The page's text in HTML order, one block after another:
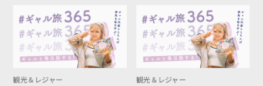
観光＆レジャー 観光＆レジャー